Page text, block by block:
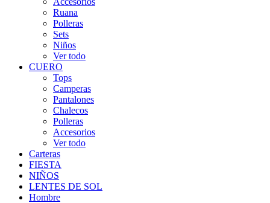
Ruana
Polleras
Sets
Niños
Ver todo
CUERO
Tops
Camperas
Pantalones
Chalecos
Polleras
Accesorios
Ver todo
Carteras
FIESTA
NIÑOS
LENTES DE SOL
Hombre